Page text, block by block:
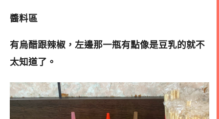
醬料區
有烏醋跟辣椒，左邊那一瓶有點像是豆乳的就不
太知道了。